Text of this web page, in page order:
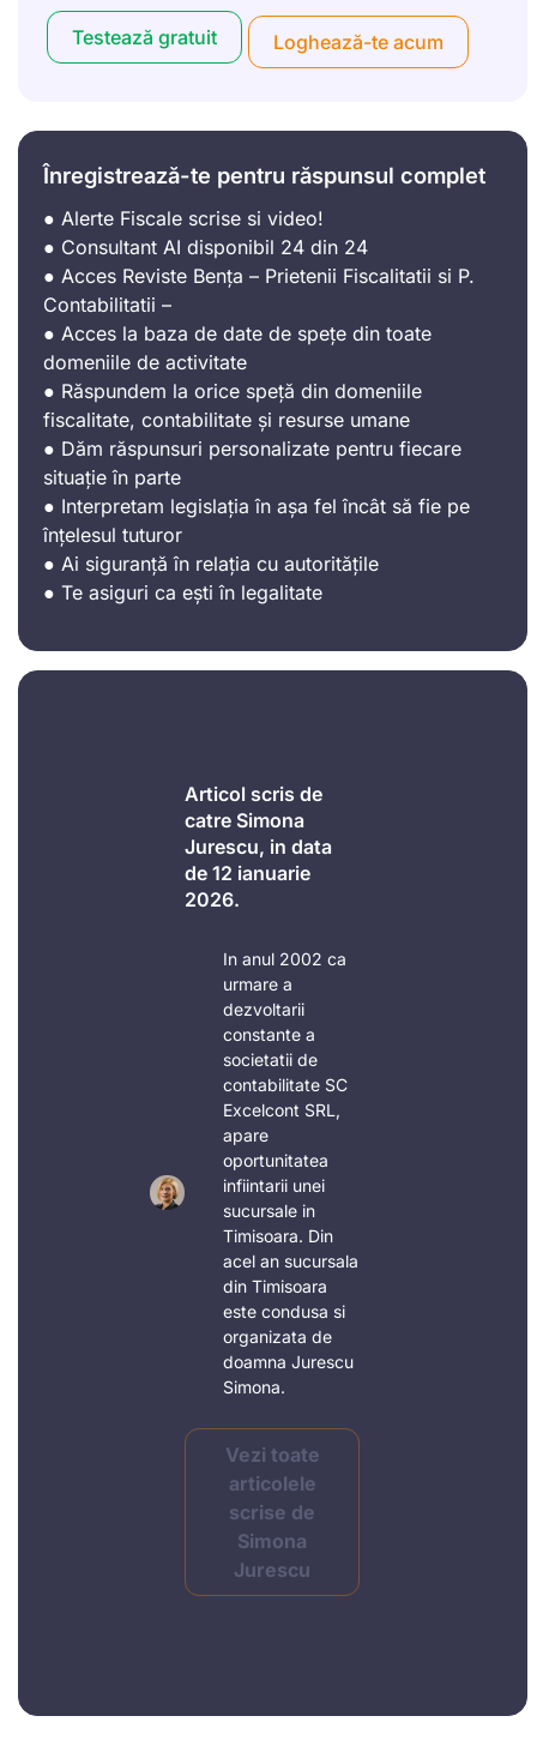
Testează gratuit Loghează-te acum
Înregistrează-te pentru răspunsul complet
● Alerte Fiscale scrise si video!
● Consultant AI disponibil 24 din 24
● Acces Reviste Bența – Prietenii Fiscalitatii si P.
Contabilitatii –
● Acces la baza de date de spețe din toate
domeniile de activitate
● Răspundem la orice speță din domeniile
fiscalitate, contabilitate și resurse umane
● Dăm răspunsuri personalizate pentru fiecare
situație în parte
● Interpretam legislația în așa fel încât să fie pe
înțelesul tuturor
● Ai siguranță în relația cu autoritățile
● Te asiguri ca ești în legalitate
Articol scris de
catre Simona
Jurescu, in data
de 12 ianuarie
2026.
In anul 2002 ca
urmare a
dezvoltarii
constante a
societatii de
contabilitate SC
Excelcont SRL,
apare
oportunitatea
infiintarii unei
sucursale in
Timisoara. Din
acel an sucursala
din Timisoara
este condusa si
organizata de
doamna Jurescu
Simona.
Vezi toate
articolele
scrise de
Simona
Jurescu